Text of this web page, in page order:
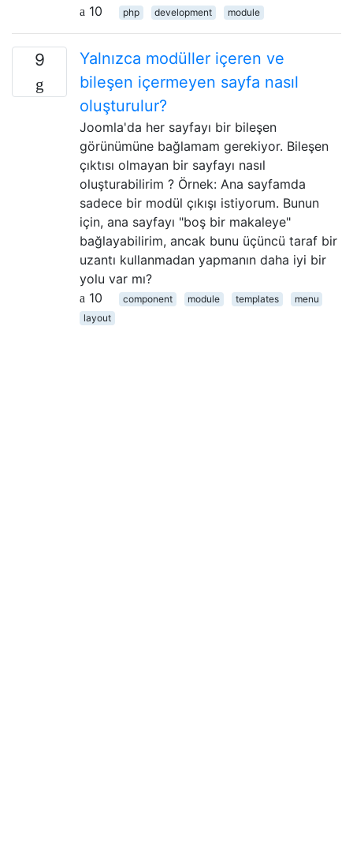
10 php development module
9
Yalnızca modüller içeren ve
bileşen içermeyen sayfa nasıl
oluşturulur?
Joomla'da her sayfayı bir bileşen
görünümüne bağlamam gerekiyor. Bileşen
çıktısı olmayan bir sayfayı nasıl
oluşturabilirim ? Örnek: Ana sayfamda
sadece bir modül çıkışı istiyorum. Bunun
için, ana sayfayı "boş bir makaleye"
bağlayabilirim, ancak bunu üçüncü taraf bir
uzantı kullanmadan yapmanın daha iyi bir
yolu var mı?
10
component module templates
menu
layout